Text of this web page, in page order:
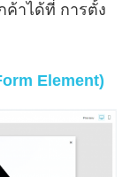
าได้ที่ การตั้ง
Element)